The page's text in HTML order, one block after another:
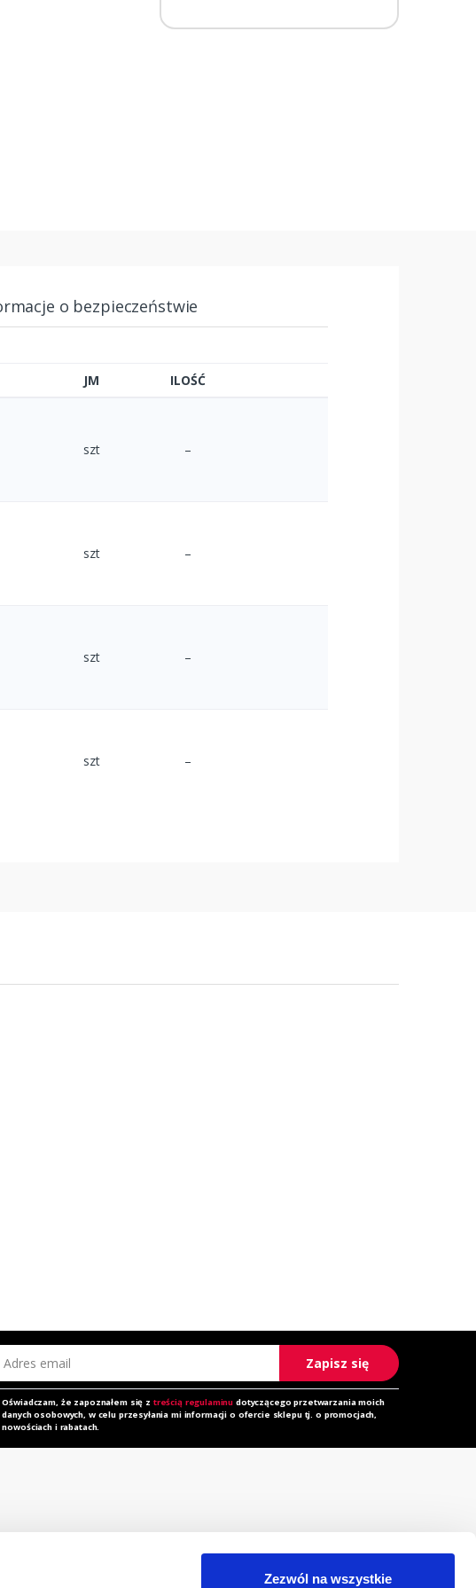
Zezwól na wszystkie
o bezpieczeństwie
JM ILOŚĆ
szt –
szt –
szt –
szt –
email
Zapisz się
Oświadczam, że zapoznałem się z treścią regulaminu dotyczącego przetwarzania moich
danych osobowych, w celu przesyłania mi informacji o ofercie sklepu tj. o promocjach,
nowościach i rabatach.
Do pobrania